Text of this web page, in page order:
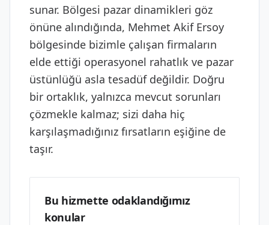
sunar. Bölgesi pazar dinamikleri göz
önüne alındığında, Mehmet Akif Ersoy
bölgesinde bizimle çalışan firmaların
elde ettiği operasyonel rahatlık ve pazar
üstünlüğü asla tesadüf değildir. Doğru
bir ortaklık, yalnızca mevcut sorunları
çözmekle kalmaz; sizi daha hiç
karşılaşmadığınız fırsatların eşiğine de
taşır.
Bu hizmette odaklandığımız
konular